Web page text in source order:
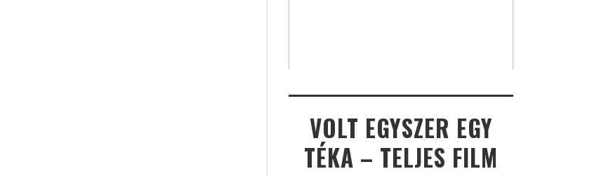
VOLT EGYSZER EGY
TÉKA – TELJES FILM